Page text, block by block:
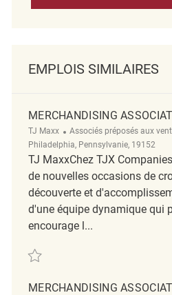
EMPLOIS SIMILAIRES
MERCHANDISING
TJ Maxx Catégorie
Associés préposés aux
Philadelphia, Pennsylvanie, 19152
TJ MaxxChez TJX
de nouvelles occasions de
découverte et
d'une équipe dynamique qui
encourage l...
Sauvegarder Merchandising
MERCHANDISING